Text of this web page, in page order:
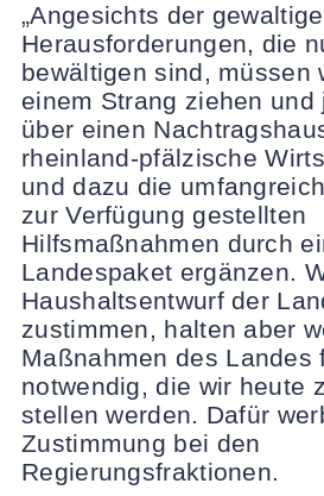
„Angesichts der
Herausforderungen, die
bewältigen sind, müssen
einem Strang ziehen und
über einen
rheinland-pfälzische
und dazu die
zur Verfügung gestellten
Hilfsmaßnahmen durch
Landespaket ergänzen.
Haushaltsentwurf der
zustimmen, halten aber
Maßnahmen des Landes
notwendig, die wir heute
stellen werden. Dafür
Zustimmung bei den
Regierungsfraktionen.